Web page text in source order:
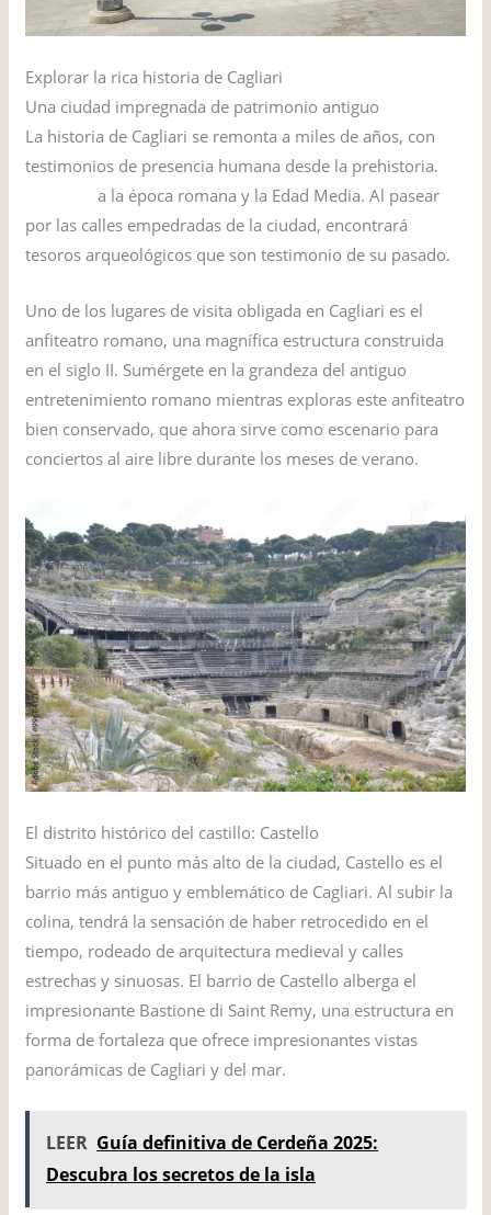
Explorar la rica historia de Cagliari
Una ciudad impregnada de patrimonio antiguo
La historia de Cagliari se remonta a miles de años, con
testimonios de presencia humana desde la prehistoria.
a la época romana y la Edad Media. Al pasear
por las calles empedradas de la ciudad, encontrará
tesoros arqueológicos que son testimonio de su pasado.
Uno de los lugares de visita obligada en Cagliari es el
anfiteatro romano, una magnífica estructura construida
en el siglo II. Sumérgete en la grandeza del antiguo
entretenimiento romano mientras exploras este anfiteatro
bien conservado, que ahora sirve como escenario para
conciertos al aire libre durante los meses de verano.
El distrito histórico del castillo: Castello
Situado en el punto más alto de la ciudad, Castello es el
barrio más antiguo y emblemático de Cagliari. Al subir la
colina, tendrá la sensación de haber retrocedido en el
tiempo, rodeado de arquitectura medieval y calles
estrechas y sinuosas. El barrio de Castello alberga el
impresionante Bastione di Saint Remy, una estructura en
forma de fortaleza que ofrece impresionantes vistas
panorámicas de Cagliari y del mar.
LEER Guía definitiva de Cerdeña 2025:
Descubra los secretos de la isla